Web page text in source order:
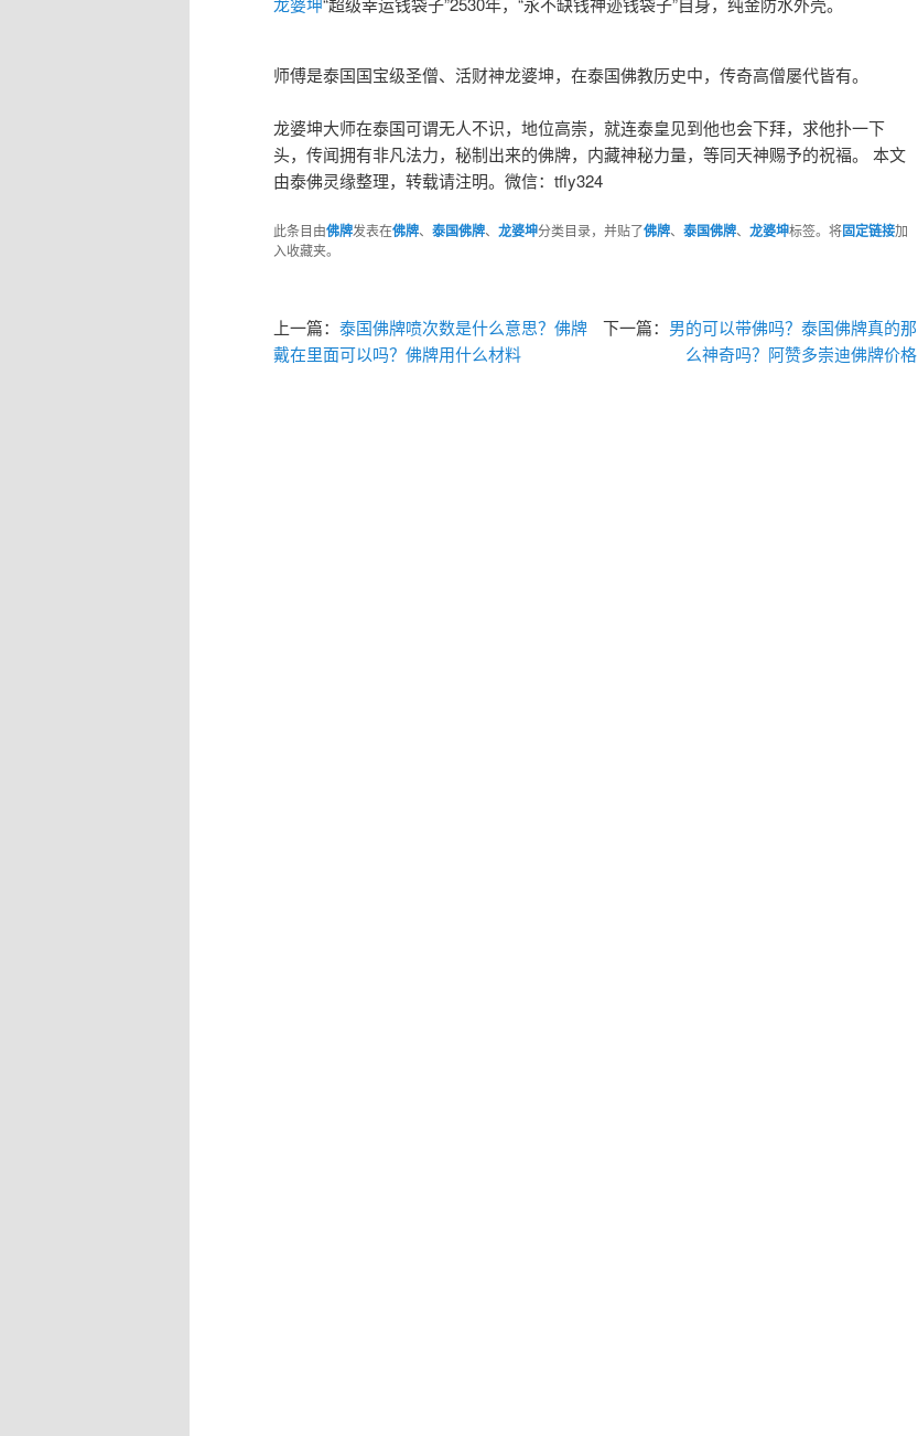
师傅是泰国国宝级圣僧、活财神龙婆坤，在泰国佛教历史中，传奇高僧屡代皆有。
龙婆坤大师在泰国可谓无人不识，地位高崇，就连泰皇见到他也会下拜，求他扑一下
头，传闻拥有非凡法力，秘制出来的佛牌，内藏神秘力量，等同天神赐予的祝褔。 本文
由泰佛灵缘整理，转载请注明。微信：tfly324
此条目由佛牌发表在佛牌、 泰国佛牌、 龙婆坤分类目录，并贴了佛牌、 泰国佛牌、 龙婆坤标签。将固定链接加
入收藏夹。
上一篇： 泰国佛牌喷次数是什么意思？佛牌
戴在里面可以吗？佛牌用什么材料
下一篇： 男的可以带佛吗？泰国佛牌真的那
么神奇吗？阿赞多崇迪佛牌价格